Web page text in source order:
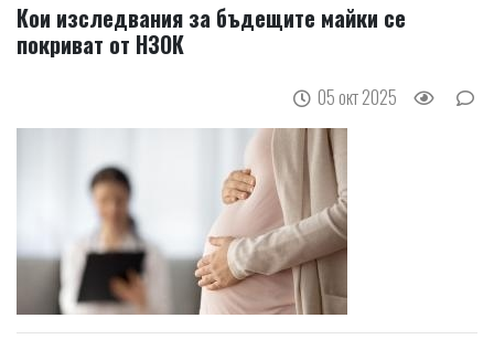
Кои изследвания за бъдещите майки се
покриват от НЗОК
05 окт 2025